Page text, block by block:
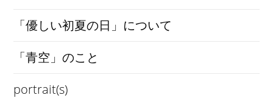
「優しい初夏の日」について
「青空」のこと
portrait(s)